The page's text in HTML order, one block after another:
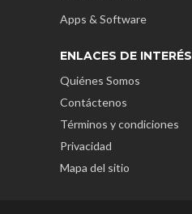
Apps & Software
ENLACES DE INTERÉS
Quiénes Somos
Contáctenos
Términos y condiciones
Privacidad
Mapa del sitio